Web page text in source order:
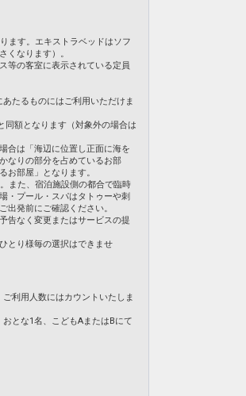
ます。エキストラベッドはソフ
くなります）。
等の客室に表示されている定員
たるものにはご利用いただけま
同額となります（対象外の場合は
合は「海辺に位置し正面に海を
なりの部分を占めているお部
お部屋」となります。
また、宿泊施設側の都合で臨時
・プール・スパはタトゥーや刺
発前にご確認ください。
告なく変更またはサービスの提
とり様毎の選択はできませ
利用人数にはカウントいたしま
とな1名、こどもAまたはBにて